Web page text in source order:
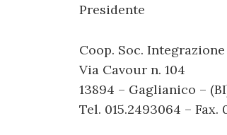
Presidente
Coop. Soc. Integrazione
Via Cavour n. 104
13894 – Gaglianico –
Tel. 015.2493064 – Fax.